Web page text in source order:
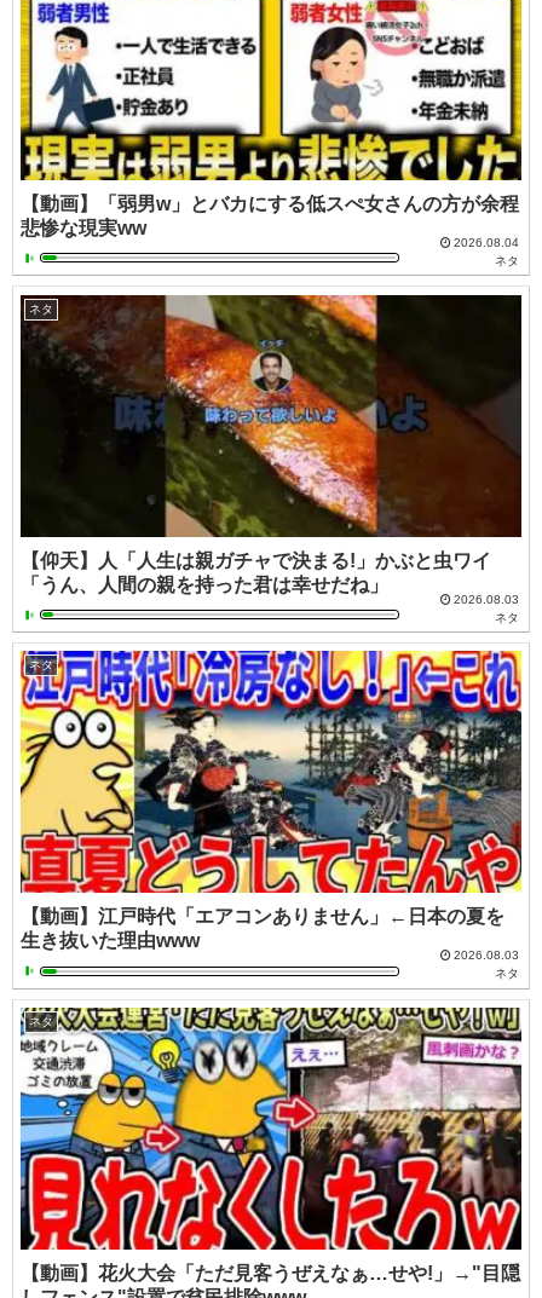
【動画】「弱男w」とバカにする低スぺ女さんの方が余程
悲惨な現実ww
2026.08.04
ネタ
ネタ
【仰天】人「人生は親ガチャで決まる!」かぶと虫ワイ
「うん、人間の親を持った君は幸せだね」
2026.08.03
ネタ
ネタ
【動画】江戸時代「エアコンありません」←日本の夏を
生き抜いた理由www
2026.08.03
ネタ
ネタ
【動画】花火大会「ただ見客うぜえなぁ…せや!」→"目隠